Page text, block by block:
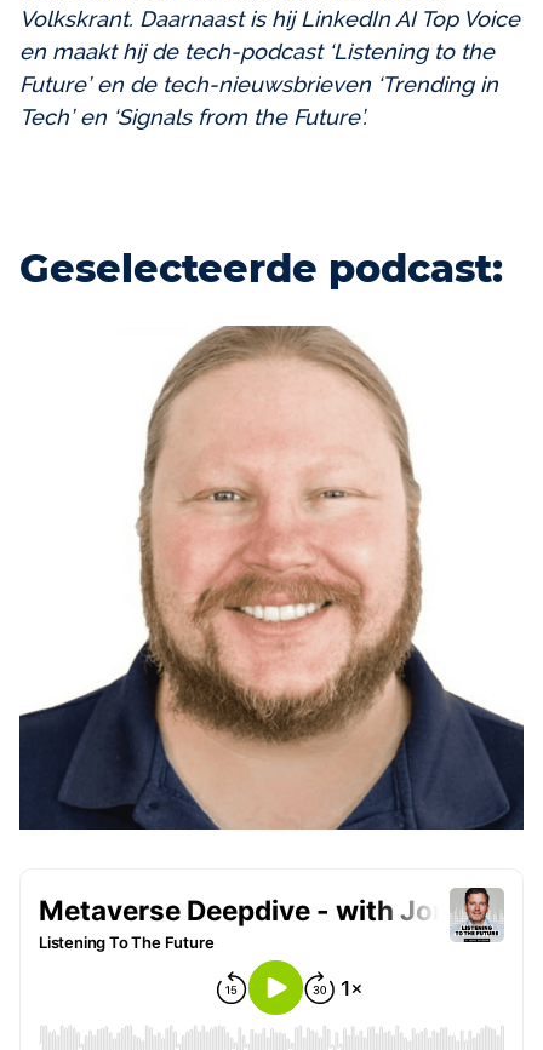
Volkskrant. Daarnaast is hij LinkedIn AI Top Voice
en maakt hij de tech-podcast ‘Listening to the
Future’ en de tech-nieuwsbrieven ‘Trending in
Tech’ en ‘Signals from the Future’.
Geselecteerde podcast: